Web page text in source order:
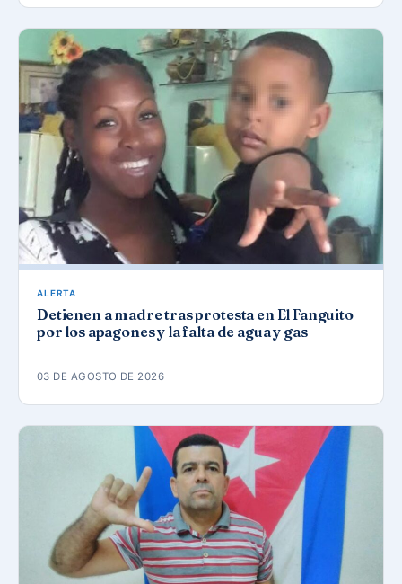
ALERTA
Detienen a madre tras protesta en El Fanguito
por los apagones y la falta de agua y gas
03 DE AGOSTO DE 2026